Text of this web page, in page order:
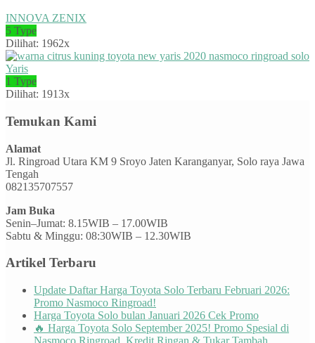
INNOVA ZENIX
5 Type
Dilihat: 1962x
Yaris
1 Type
Dilihat: 1913x
Temukan Kami
Alamat
Jl. Ringroad Utara KM 9 Sroyo Jaten Karanganyar, Solo raya Jawa
Tengah
082135707557
Jam Buka
Senin–Jumat: 8.15WIB – 17.00WIB
Sabtu & Minggu: 08:30WIB – 12.30WIB
Artikel Terbaru
Update Daftar Harga Toyota Solo Terbaru Februari 2026:
Promo Nasmoco Ringroad!
Harga Toyota Solo bulan Januari 2026 Cek Promo
🔥 Harga Toyota Solo September 2025! Promo Spesial di